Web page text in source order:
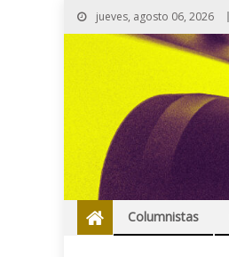
jueves, agosto 06, 2026
Columnistas